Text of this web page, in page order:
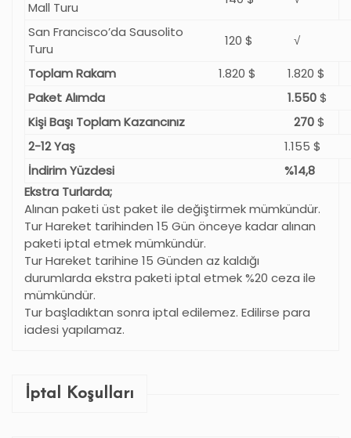
Mall Turu
San Francisco’da Sausolito
Turu
120 $‎
√
Toplam Rakam
1.820 $‎
1.820 $
Paket Alımda
1.550$
Kişi Başı Toplam Kazancınız
270$
2-12 Yaş
1.155 $
İndirim Yüzdesi
%14,8
Ekstra Turlarda;
Alınan paketi üst paket ile değiştirmek mümkündür.
Tur Hareket tarihinden 15 Gün önceye kadar alınan
paketi iptal etmek mümkündür.
Tur Hareket tarihine 15 Günden az kaldığı
durumlarda ekstra paketi iptal etmek %20 ceza ile
mümkündür.
Tur başladıktan sonra iptal edilemez. Edilirse para
iadesi yapılamaz.
İptal Koşulları